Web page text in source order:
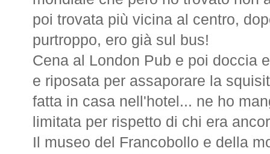
poi trovata più vicina al centro,
purtroppo, ero già sul bus!
Cena al London Pub e poi doccia
e riposata per assaporare la
fatta in casa nell'hotel... ne ho
limitata per rispetto di chi era
Il museo del Francobollo e della